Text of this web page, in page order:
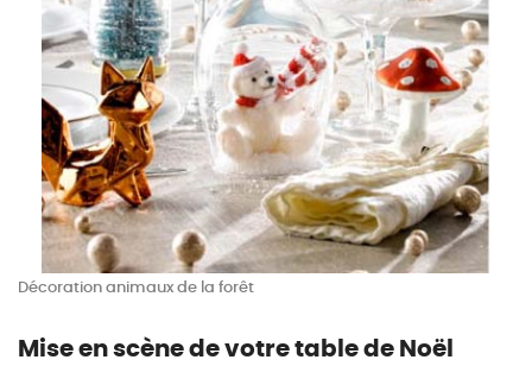
Décoration animaux de la forêt
Mise en scène de votre table de Noël